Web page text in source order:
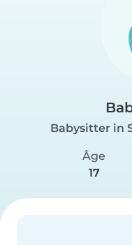
Babysitter in
Âge
17